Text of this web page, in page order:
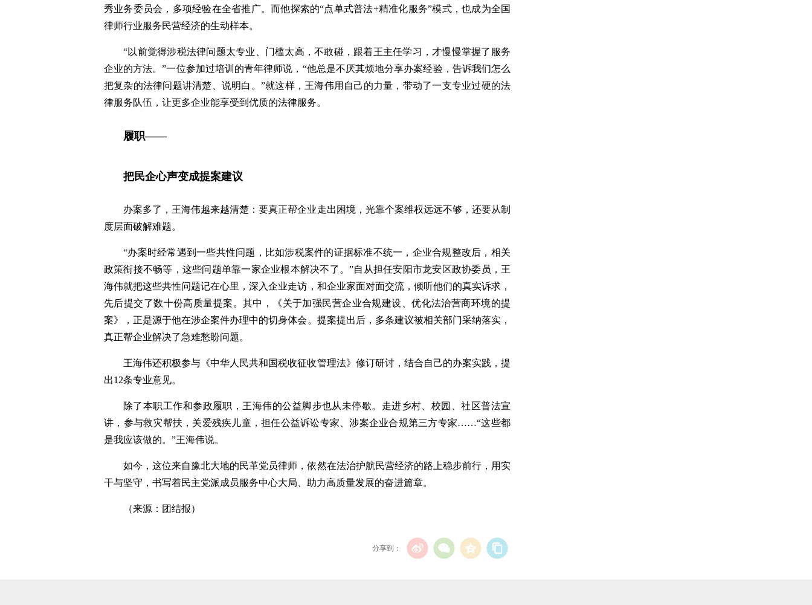
秀业务委员会，多项经验在全省推广。而他探索的“点单式普法+精准化服务”模式，也成为全国
律师行业服务民营经济的生动样本。
“以前觉得涉税法律问题太专业、门槛太高，不敢碰，跟着王主任学习，才慢慢掌握了服务
企业的方法。”一位参加过培训的青年律师说，“他总是不厌其烦地分享办案经验，告诉我们怎么
把复杂的法律问题讲清楚、说明白。”就这样，王海伟用自己的力量，带动了一支专业过硬的法
律服务队伍，让更多企业能享受到优质的法律服务。
履职——
把民企心声变成提案建议
办案多了，王海伟越来越清楚：要真正帮企业走出困境，光靠个案维权远远不够，还要从制
度层面破解难题。
“办案时经常遇到一些共性问题，比如涉税案件的证据标准不统一，企业合规整改后，相关
政策衔接不畅等，这些问题单靠一家企业根本解决不了。”自从担任安阳市龙安区政协委员，王
海伟就把这些共性问题记在心里，深入企业走访，和企业家面对面交流，倾听他们的真实诉求，
先后提交了数十份高质量提案。其中，《关于加强民营企业合规建设、优化法治营商环境的提
案》，正是源于他在涉企案件办理中的切身体会。提案提出后，多条建议被相关部门采纳落实，
真正帮企业解决了急难愁盼问题。
王海伟还积极参与《中华人民共和国税收征收管理法》修订研讨，结合自己的办案实践，提
出12条专业意见。
除了本职工作和参政履职，王海伟的公益脚步也从未停歇。走进乡村、校园、社区普法宣
讲，参与救灾帮扶，关爱残疾儿童，担任公益诉讼专家、涉案企业合规第三方专家……“这些都
是我应该做的。”王海伟说。
如今，这位来自豫北大地的民革党员律师，依然在法治护航民营经济的路上稳步前行，用实
干与坚守，书写着民主党派成员服务中心大局、助力高质量发展的奋进篇章。
（来源：团结报）
分享到：